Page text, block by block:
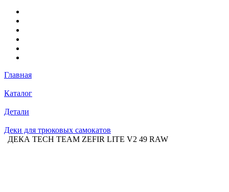
Главная
Каталог
Детали
Деки для трюковых самокатов
ДЕКА TECH TEAM ZEFIR LITE V2 49 RAW